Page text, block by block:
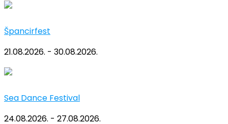
Špancirfest
21.08.2026. - 30.08.2026.
Sea Dance Festival
24.08.2026. - 27.08.2026.